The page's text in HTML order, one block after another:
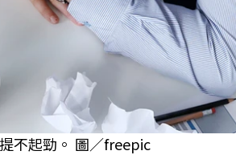
不起勁。 圖／freepic